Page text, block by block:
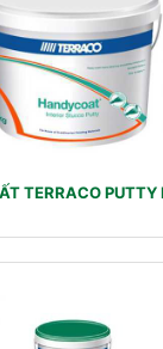
TERRACO PUTTY